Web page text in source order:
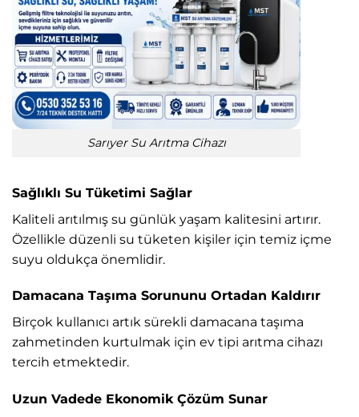
Sarıyer Su Arıtma Cihazı
Sağlıklı Su Tüketimi Sağlar
Kaliteli arıtılmış su günlük yaşam kalitesini artırır.
Özellikle düzenli su tüketen kişiler için temiz içme
suyu oldukça önemlidir.
Damacana Taşıma Sorununu Ortadan Kaldırır
Birçok kullanıcı artık sürekli damacana taşıma
zahmetinden kurtulmak için ev tipi arıtma cihazı
tercih etmektedir.
Uzun Vadede Ekonomik Çözüm Sunar